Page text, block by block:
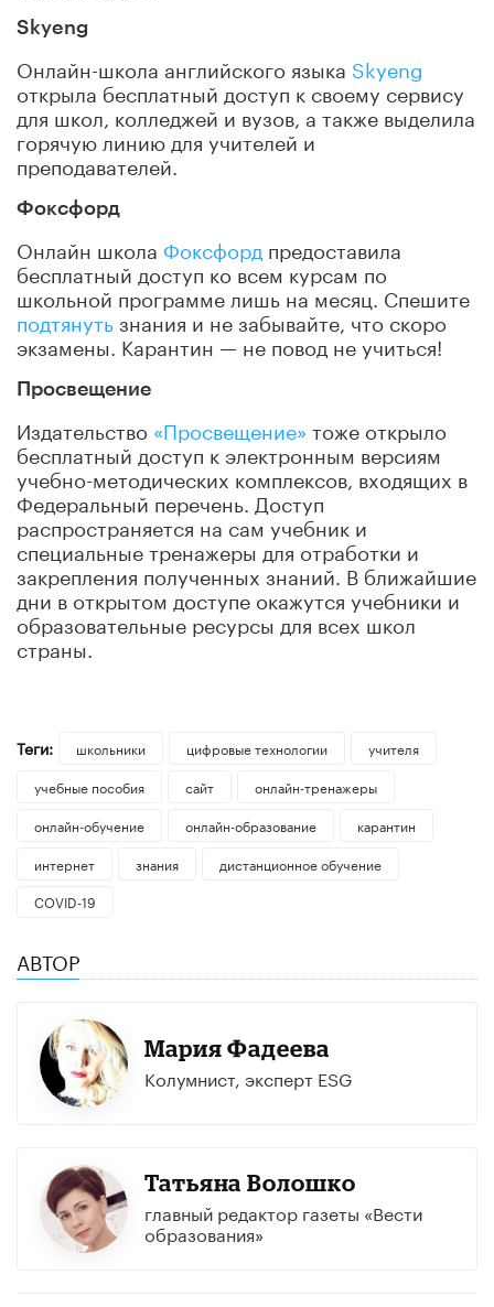
Skyeng
Онлайн-школа английского языка Skyeng
открыла бесплатный доступ к своему сервису
для школ, колледжей и вузов, а также выделила
горячую линию для учителей и
преподавателей.
Фоксфорд
Онлайн школа Фоксфорд предоставила
бесплатный доступ ко всем курсам по
школьной программе лишь на месяц. Спешите
подтянутьзнания и не забывайте, что скоро
экзамены. Карантин — не повод не учиться!
Просвещение
Издательство «Просвещение» тоже открыло
бесплатный доступ к электронным версиям
учебно-методических комплексов, входящих в
Федеральный перечень. Доступ
распространяется на сам учебник и
специальные тренажеры для отработки и
закрепления полученных знаний. В ближайшие
дни в открытом доступе окажутся учебники и
образовательные ресурсы для всех школ
страны.
Теги: школьники цифровые технологии
учителя
учебные пособия
сайт
онлайн-тренажеры
онлайн-обучение
онлайн-образование
карантин
интернет
знания
дистанционное обучение
COVID-19
АВТОР
Мария Фадеева
Колумнист, эксперт ESG
Татьяна Волошко
главный редактор газеты «Вести
образования»